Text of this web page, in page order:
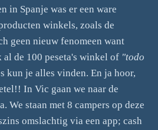
in Spanje was er een ware
winkels, zoals de
geen nieuw fenomeen want
al de 100 peseta's winkel of "todo
kun je alles vinden. En ja hoor,
In Vic gaan we naar de
We staan met 8 campers op deze
omslachtig via een app; cash